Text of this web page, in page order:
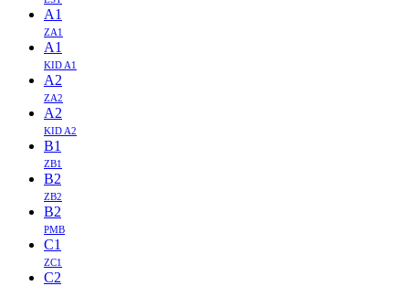
A1
ZA1
A1
KID A1
A2
ZA2
A2
KID A2
B1
ZB1
B2
ZB2
B2
PMB
C1
ZC1
C2